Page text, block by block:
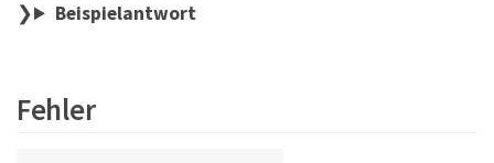
Beispielantwort
Fehler